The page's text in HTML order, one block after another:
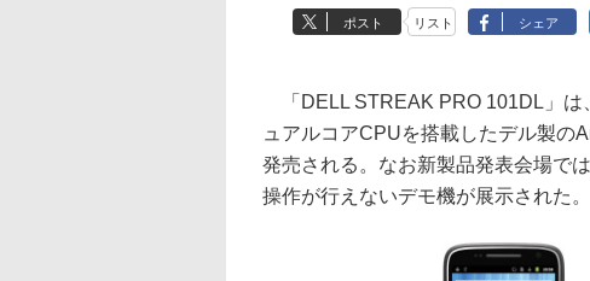
ポスト リスト シェア
「DELL STREAK PRO 101DL」は
ュアルコアCPUを搭載したデル製の
発売される。なお新製品発表会場で
操作が行えないデモ機が展示された。